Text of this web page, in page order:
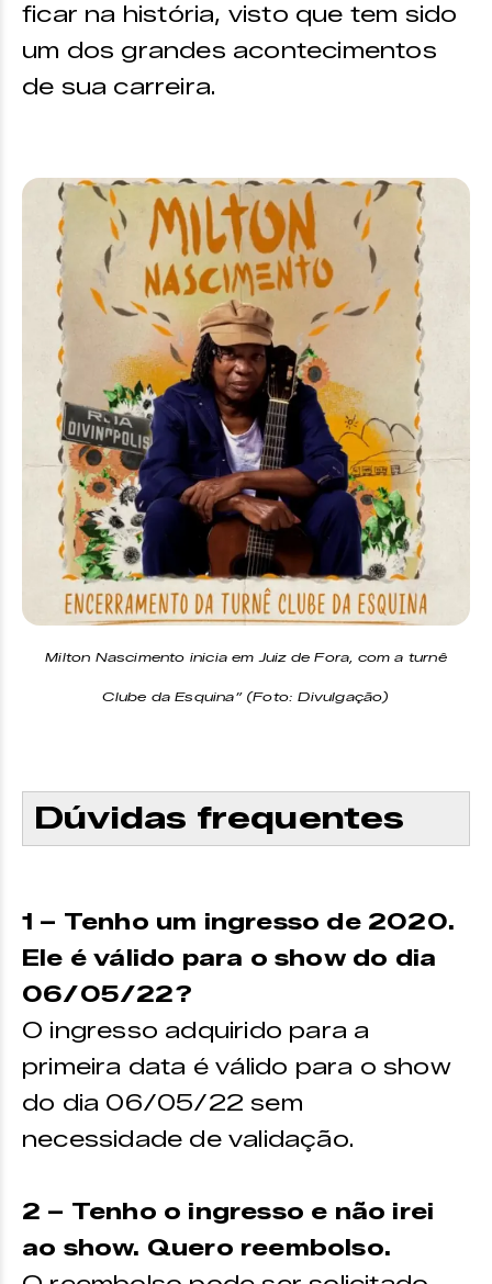
ficar na história, visto que tem sido
um dos grandes acontecimentos
de sua carreira.
Milton Nascimento inicia em Juiz de Fora, com a turnê
Clube da Esquina” (Foto: Divulgação)
Dúvidas frequentes
1 – Tenho um ingresso de 2020.
Ele é válido para o show do dia
06/05/22?
O ingresso adquirido para a
primeira data é válido para o show
do dia 06/05/22 sem
necessidade de validação.
2 – Tenho o ingresso e não irei
ao show. Quero reembolso.